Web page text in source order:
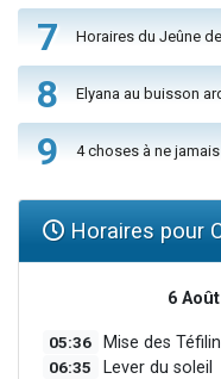
7 Horaires du Jeûne
8 Elyana au buisson
9 4 choses à ne
Horaires pour
6
05:36 Mise des
06:35 Lever du soleil